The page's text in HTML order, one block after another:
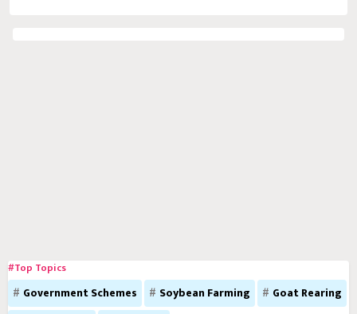
#Top Topics
Government Schemes Soybean Farming
Goat Rearing